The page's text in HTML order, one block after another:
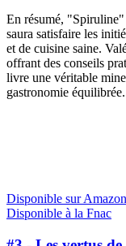
En résumé, "Spiruline"
saura satisfaire les
et de cuisine saine.
offrant des conseils
livre une véritable
gastronomie équilibrée.
Disponible sur
Disponible à la Fnac